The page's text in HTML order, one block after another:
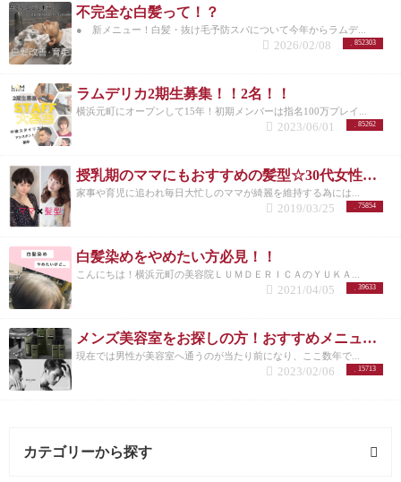
不完全な白髪って！？
● 新メニュー！白髪・抜け毛予防スパについて今年からラムデ...
852303
2026/02/08
ラムデリカ2期生募集！！2名！！
横浜元町にオープンして15年！初期メンバーは指名100万プレイ...
85262
2023/06/01
授乳期のママにもおすすめの髪型☆30代女性を若く見せるスタイル特集☆
家事や育児に追われ毎日大忙しのママが綺麗を維持する為には...
75854
2019/03/25
白髪染めをやめたい方必見！！
こんにちは！横浜元町の美容院ＬＵＭＤＥＲＩＣＡのＹＵＫＡ...
39633
2021/04/05
メンズ美容室をお探しの方！おすすめメニューまとめ
現在では男性が美容室へ通うのが当たり前になり、ここ数年で...
15713
2023/02/06
カテゴリーから探す